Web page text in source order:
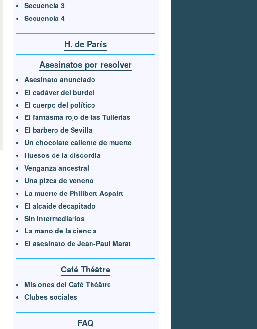
Secuencia 3
Secuencia 4
H. de París
Asesinatos por resolver
Asesinato anunciado
El cadáver del burdel
El cuerpo del político
El fantasma rojo de las Tullerías
El barbero de Sevilla
Un chocolate caliente de muerte
Huesos de la discordia
Venganza ancestral
Una pizca de veneno
La muerte de Philibert Aspairt
El alcaide decapitado
Sin intermediarios
La mano de la ciencia
El asesinato de Jean-Paul Marat
Café Théâtre
Misiones del Café Théâtre
Clubes sociales
FAQ